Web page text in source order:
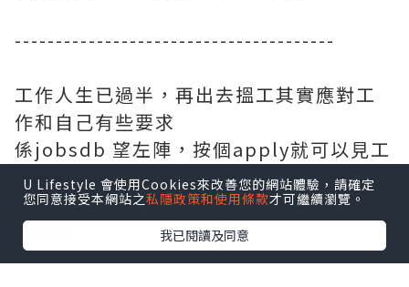
---------------------------------------
工作人生已過半，再出去搵工其實應對工
作和自己有些要求
係jobsdb 望左陣，按個apply就可以見工
近10年冇去面試過既我好似鄉下仔出城咁
我記得以前都仲要係勞工處搵再sd再打電
話去問
估唔到宜家已經咁方便
U Lifestyle 會使用Cookies來改善您的網站體驗，請確定
您同意接受本網站之私隱政策和使用條款才可繼續瀏覽。
我已閱讀及同意